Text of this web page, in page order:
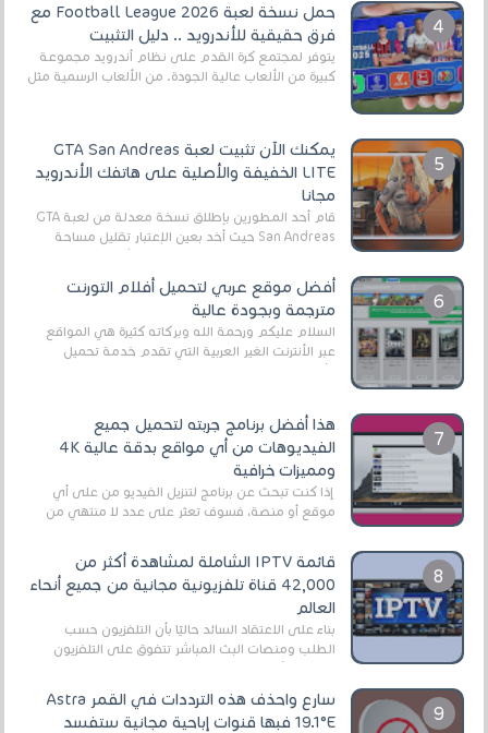
حمل نسخة لعبة Football League 2026 مع
فرق حقيقية للأندرويد .. دليل التثبيت
يتوفر لمجتمع كرة القدم على نظام أندرويد مجموعة
كبيرة من الألعاب عالية الجودة. من الألعاب الرسمية مثل
يمكنك الآن تثبيت لعبة GTA San Andreas
LITE الخفيفة والأصلية على هاتفك الأندرويد
مجانا
قام أحد المطورين بإطلاق نسخة معدلة من لعبة GTA
San Andreas حيث أخد بعين الإعتبار تقليل مساحة
أفضل موقع عربي لتحميل أفلام التورنت
مترجمة وبجودة عالية
السلام عليكم ورحمة الله وبركاته كثيرة هي المواقع
عبر الأنترنت الغير العربية التي تقدم خدمة تحميل
الأفلام على التورنت ، ومعظم هذه المواقع ل...
هذا أفضل برنامج جربته لتحميل جميع
الفيديوهات من أي مواقع بدقة عالية 4K
ومميزات خرافية
إذا كنت تبحث عن برنامج لتنزيل الفيديو من على أي
موقع أو منصة، فسوف تعثر على عدد لا منتهي من
قائمة IPTV الشاملة لمشاهدة أكثر من
42,000 قناة تلفزيونية مجانية من جميع أنحاء
العالم
بناءً على الاعتقاد السائد حاليًا بأن التلفزيون حسب
الطلب ومنصات البث المباشر تتفوق على التلفزيون
الرقمي الأرضي التقليدي، يُعدّ IPTV-org خيار...
سارع واحذف هذه الترددات في القمر Astra
19.1°E فبها قنوات إباحية مجانية ستفسد